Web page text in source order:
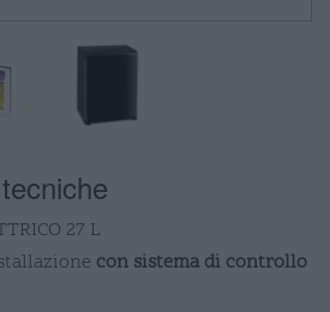
27 L
con sistema di controllo